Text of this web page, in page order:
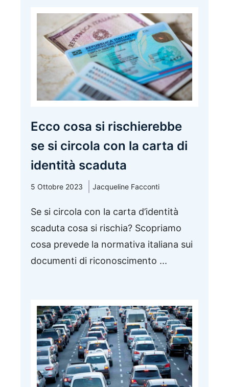
Ecco cosa si rischierebbe
se si circola con la carta di
identità scaduta
5 Ottobre 2023 Jacqueline Facconti
Se si circola con la carta d’identità
scaduta cosa si rischia? Scopriamo
cosa prevede la normativa italiana sui
documenti di riconoscimento ...